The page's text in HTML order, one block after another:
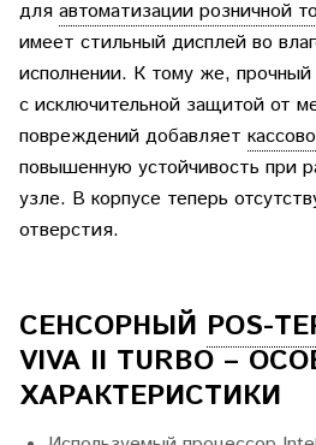
для автоматизации розничной
имеет стильный дисплей во
исполнении. К тому же,
с исключительной защитой от
повреждений добавляет
повышенную устойчивость при
узле. В корпусе теперь
отверстия.
СЕНСОРНЫЙ POS-
VIVA II TURBO –
ХАРАКТЕРИСТИКИ